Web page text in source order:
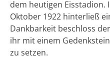
dem heutigen Eisstadion.
Oktober 1922 hinterließ
Dankbarkeit beschloss
ihr mit einem
zu setzen.